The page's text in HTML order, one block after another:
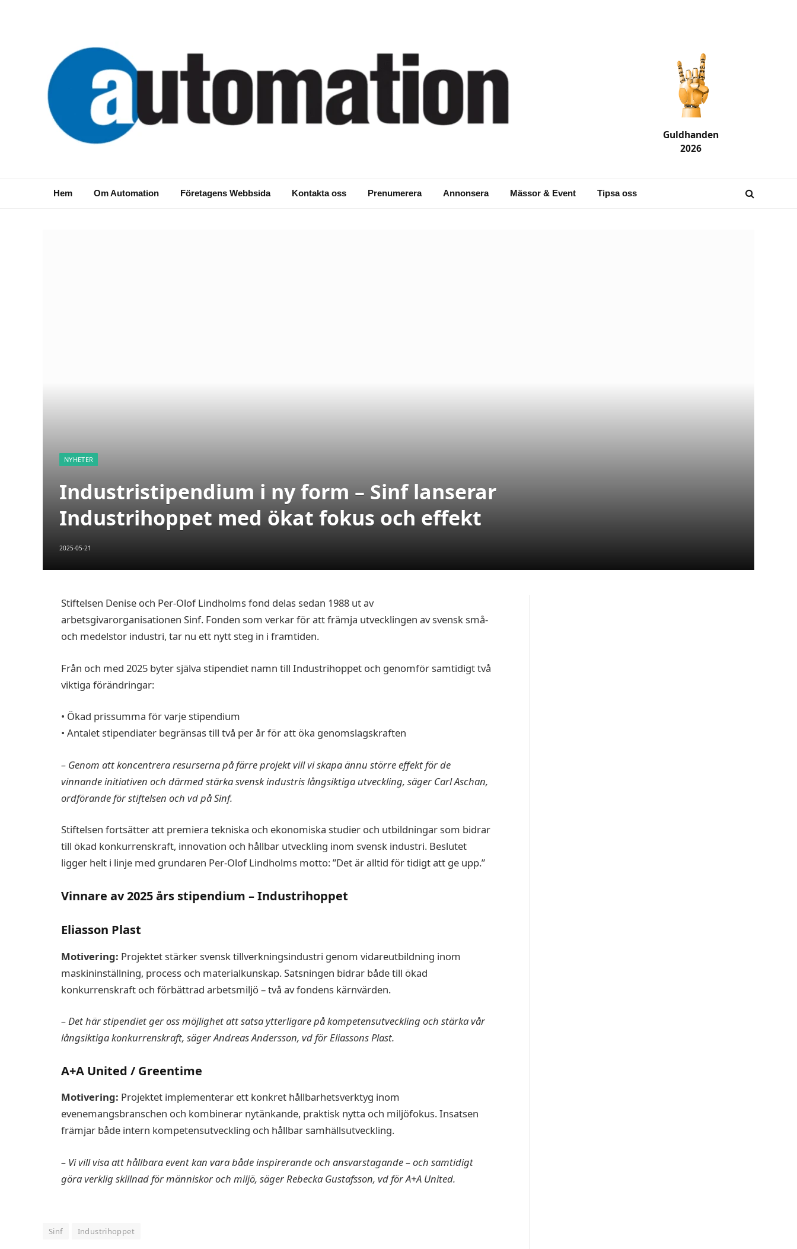
Guldhanden
2026
Hem Om Automation Företagens Webbsida Kontakta oss Prenumerera Annonsera Mässor & Event Tipsa oss
NYHETER
Industristipendium i ny form – Sinf lanserar
Industrihoppet med ökat fokus och effekt
2025-05-21
Stiftelsen Denise och Per-Olof Lindholms fond delas sedan 1988 ut av
arbetsgivarorganisationen Sinf. Fonden som verkar för att främja utvecklingen av svensk små-
och medelstor industri, tar nu ett nytt steg in i framtiden.
Från och med 2025 byter själva stipendiet namn till Industrihoppet och genomför samtidigt två
viktiga förändringar:
• Ökad prissumma för varje stipendium
• Antalet stipendiater begränsas till två per år för att öka genomslagskraften
– Genom att koncentrera resurserna på färre projekt vill vi skapa ännu större effekt för de
vinnande initiativen och därmed stärka svensk industris långsiktiga utveckling, säger Carl Aschan,
ordförande för stiftelsen och vd på Sinf.
Stiftelsen fortsätter att premiera tekniska och ekonomiska studier och utbildningar som bidrar
till ökad konkurrenskraft, innovation och hållbar utveckling inom svensk industri. Beslutet
ligger helt i linje med grundaren Per-Olof Lindholms motto: ”Det är alltid för tidigt att ge upp.”
Vinnare av 2025 års stipendium – Industrihoppet
Eliasson Plast
Motivering: Projektet stärker svensk tillverkningsindustri genom vidareutbildning inom
maskininställning, process och materialkunskap. Satsningen bidrar både till ökad
konkurrenskraft och förbättrad arbetsmiljö – två av fondens kärnvärden.
– Det här stipendiet ger oss möjlighet att satsa ytterligare på kompetensutveckling och stärka vår
långsiktiga konkurrenskraft, säger Andreas Andersson, vd för Eliassons Plast.
A+A United / Greentime
Motivering: Projektet implementerar ett konkret hållbarhetsverktyg inom
evenemangsbranschen och kombinerar nytänkande, praktisk nytta och miljöfokus. Insatsen
främjar både intern kompetensutveckling och hållbar samhällsutveckling.
– Vi vill visa att hållbara event kan vara både inspirerande och ansvarstagande – och samtidigt
göra verklig skillnad för människor och miljö, säger Rebecka Gustafsson, vd för A+A United.
Sinf Industrihoppet